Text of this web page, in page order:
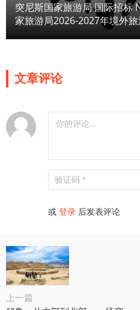
突尼斯国家旅游局 国际招标
家旅游局2026-2027年境外
文章评论
或 登录 后发表评论
上一篇